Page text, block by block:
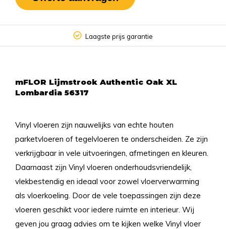
Laagste prijs garantie
mFLOR Lijmstrook Authentic Oak XL
Lombardia 56317
Vinyl vloeren zijn nauwelijks van echte houten
parketvloeren of tegelvloeren te onderscheiden. Ze zijn
verkrijgbaar in vele uitvoeringen, afmetingen en kleuren.
Daarnaast zijn Vinyl vloeren onderhoudsvriendelijk,
vlekbestendig en ideaal voor zowel vloerverwarming
als vloerkoeling. Door de vele toepassingen zijn deze
vloeren geschikt voor iedere ruimte en interieur. Wij
geven jou graag advies om te kijken welke Vinyl vloer